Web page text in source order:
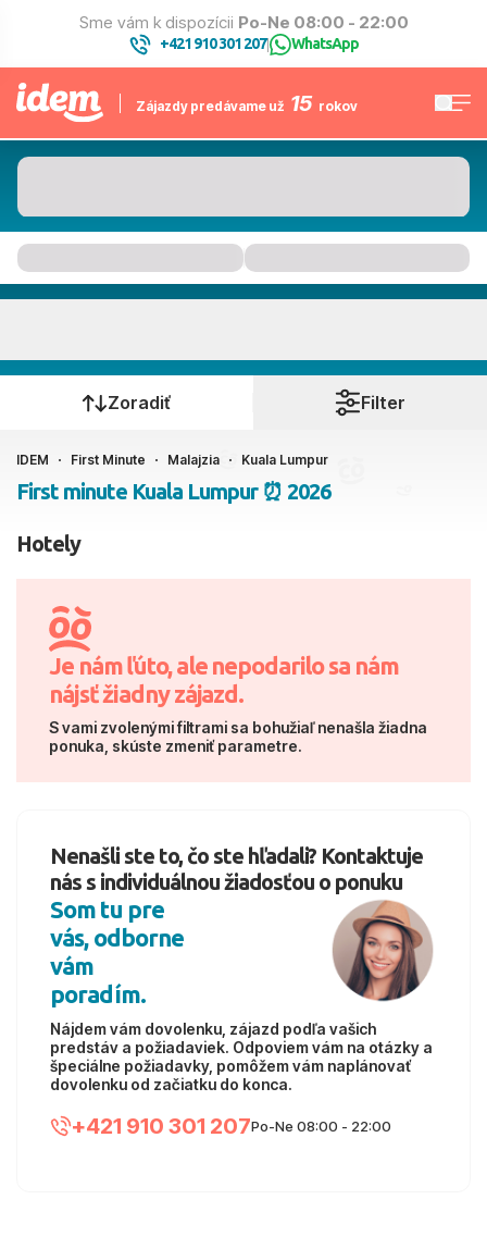
Sme vám k dispozícii Po-Ne 08:00 - 22:00
+421 910 301 207| WhatsApp
Zájazdy predávame už 15 rokov
Kedy cestujete?
Ako cestujete?
2 dospelí, 0 deti
Zoradiť Filter
IDEM First Minute Malajzia Kuala Lumpur
First minute Kuala Lumpur ⏰ 2026
Hotely
Je nám ľúto, ale nepodarilo sa nám
nájsť žiadny zájazd.
S vami zvolenými filtrami sa bohužiaľ nenašla žiadna
ponuka, skúste zmeniť parametre.
Nenašli ste to, čo ste hľadali? Kontaktuje
nás s individuálnou žiadosťou o ponuku
Som tu pre
vás, odborne
vám
poradím.
Nájdem vám dovolenku, zájazd podľa vašich
predstáv a požiadaviek. Odpoviem vám na otázky a
špeciálne požiadavky, pomôžem vám naplánovať
dovolenku od začiatku do konca.
+421 910 301 207Po-Ne 08:00 - 22:00